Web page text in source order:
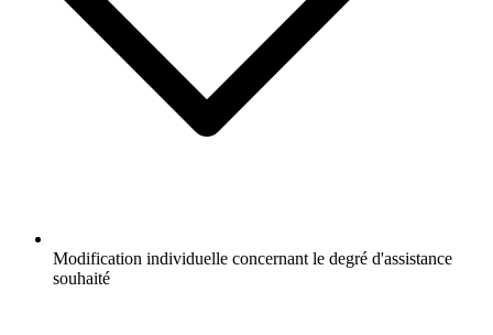
Modification individuelle concernant le degré d'assistance
souhaité